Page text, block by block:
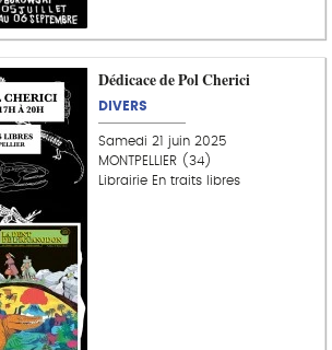
Dédicace de Pol Cherici
DIVERS
Samedi 21 juin 2025
MONTPELLIER (34)
Librairie En traits libres